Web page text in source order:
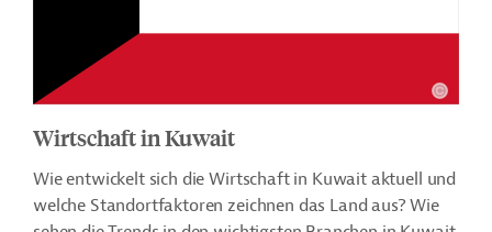
Wirtschaft in Kuwait
Wie entwickelt sich die Wirtschaft in Kuwait aktuell und
welche Standortfaktoren zeichnen das Land aus? Wie